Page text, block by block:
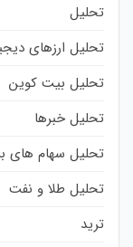
تحلیل
تحلیل ارزهای
تحلیل بیت کوین
تحلیل خبرها
تحلیل سهام های
تحلیل طلا و نفت
ترید